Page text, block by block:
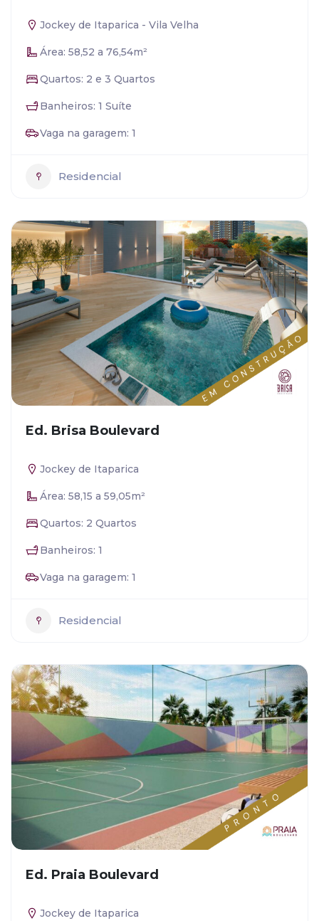
Jockey de Itaparica - Vila Velha
Área: 58,52 a 76,54m²
Quartos: 2 e 3 Quartos
Banheiros: 1 Suíte
Vaga na garagem: 1
Residencial
Ed. Brisa Boulevard
Jockey de Itaparica
Área: 58,15 a 59,05m²
Quartos: 2 Quartos
Banheiros: 1
Vaga na garagem: 1
Residencial
Ed. Praia Boulevard
Jockey de Itaparica